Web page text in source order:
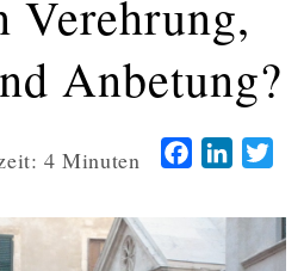
Verehrung,
Anbetung?
4 Minuten Facebook